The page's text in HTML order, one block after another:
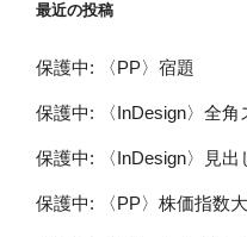
最近の投稿
保護中: 〈PP〉宿題
保護中: 〈InDesign〉全
保護中: 〈InDesign〉見出
保護中: 〈PP〉株価指数